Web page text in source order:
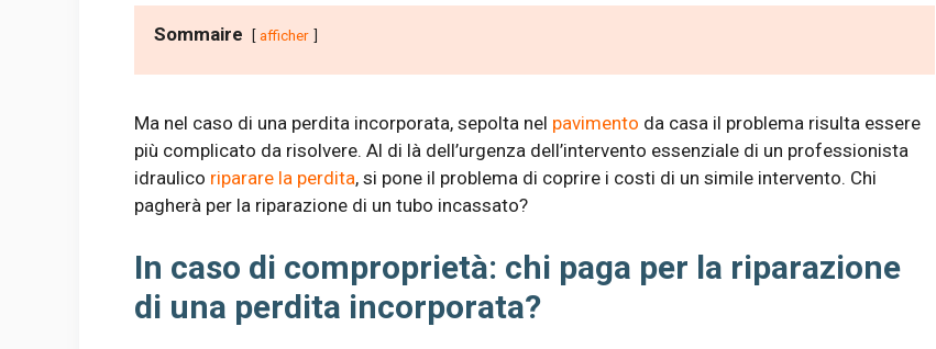
Sommaire afficher
Ma nel caso di una perdita incorporata, sepolta nel pavimento da casa il problema risulta essere
più complicato da risolvere. Al di là dell’urgenza dell’intervento essenziale di un professionista
idraulico riparare la perdita, si pone il problema di coprire i costi di un simile intervento. Chi
pagherà per la riparazione di un tubo incassato?
In caso di comproprietà: chi paga per la riparazione
di una perdita incorporata?